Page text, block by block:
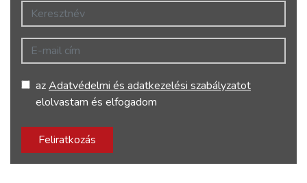
Keresztnév
E-mail cím
azAdatvédelmi és adatkezelési szabályzatot
elolvastam és elfogadom
Feliratkozás